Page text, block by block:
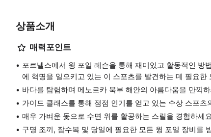
상품소개
매력포인트
포르넬스에서 윙 포일 레슨을 통해 재미있고 활동적인
에 혁명을 일으키고 있는 이 스포츠를 발견하는 데 필요한
바다를 탐험하며 메노르카 북부 해안의 아름다움을 만끽
가이드 클래스를 통해 점점 인기를 얻고 있는 수상 스포츠
매우 가벼운 돛으로 수면 위를 활공하는 스릴을 경험하세
구명 조끼, 잠수복 및 당일에 필요한 모든 윙 포일 장비를